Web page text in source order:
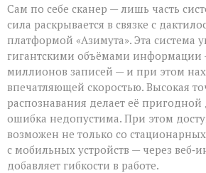
Сам по себе сканер — лишь часть
сила раскрывается в связке с
платформой «Азимута». Эта система
гигантскими объёмами информации
миллионов записей — и при этом
впечатляющей скоростью. Высокая
распознавания делает её пригодной
ошибка недопустима. При этом
возможен не только со
с мобильных устройств — через
добавляет гибкости в работе.